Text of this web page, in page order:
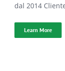
dal 2014
Learn More